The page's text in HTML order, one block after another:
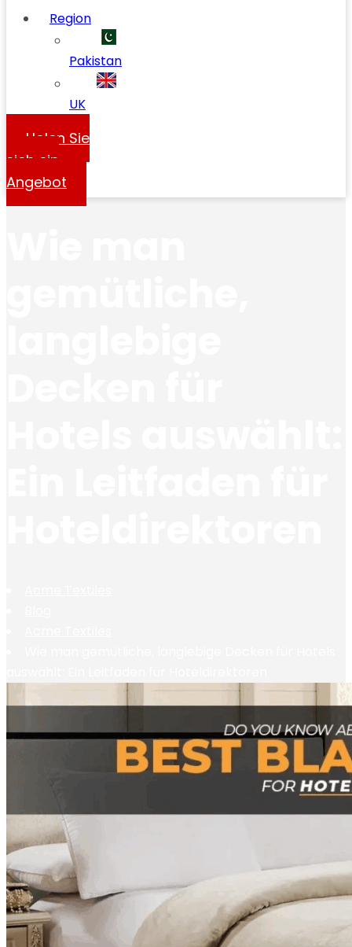
Region
Pakistan
UK
Holen Sie
sich ein
Angebot